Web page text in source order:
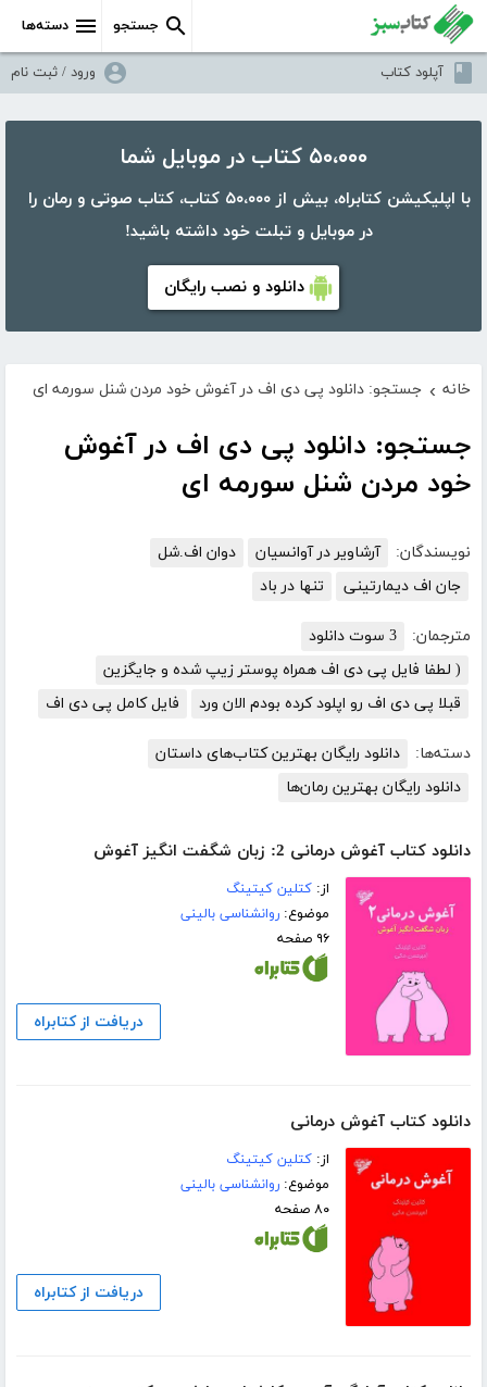
دسته‌ها جستجو
آپلود کتاب ورود / ثبت نام
۵۰،۰۰۰ کتاب در موبایل شما
با اپلیکیشن کتابراه، بیش از ۵۰،۰۰۰ کتاب، کتاب صوتی و رمان را
در موبایل و تبلت خود داشته باشید!
دانلود و نصب رایگان
خانه › جستجو: دانلود پی دی اف در آغوش خود مردن شنل سورمه ای
جستجو: دانلود پی دی اف در آغوش
خود مردن شنل سورمه ای
نویسندگان: آرشاویر در آوانسیان
دوان اف.شل
جان اف دیمارتینی
تنها در باد
مترجمان:
3 سوت دانلود
( لطفا فایل پی دی اف همراه پوستر زیپ شده و جایگزین
قبلا پی دی اف رو اپلود کرده بودم الان ورد
فایل کامل پی دی اف
دسته‌ها:
دانلود رایگان بهترین کتاب‌های داستان
دانلود رایگان بهترین رمان‌ها
دانلود کتاب آغوش درمانی 2: زبان شگفت انگیز آغوش
از:کتلین کیتینگ
موضوع:روانشناسی بالینی
۹۶ صفحه
دریافت از کتابراه
دانلود کتاب آغوش درمانی
از:کتلین کیتینگ
موضوع:روانشناسی بالینی
۸۰ صفحه
دریافت از کتابراه